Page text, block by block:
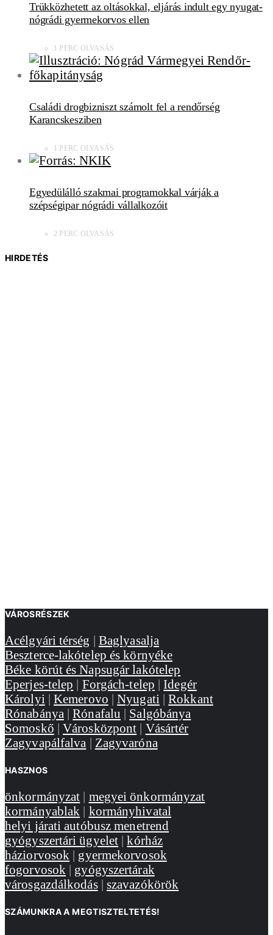
Trükközhetett az oltásokkal, eljárás indult egy nyugat-
nógrádi gyermekorvos ellen
1 PERC OLVASÁS
Családi drogbizniszt számolt fel a rendőrség
Karancskesziben
1 PERC OLVASÁS
Egyedülálló szakmai programokkal várják a
szépségipar nógrádi vállalkozóit
2 PERC OLVASÁS
HIRDETÉS
VÁROSRÉSZEK
Acélgyári térség | Baglyasalja
Beszterce-lakótelep és környéke
Béke körút és Napsugár lakótelep
Eperjes-telep | Forgách-telep |Idegér
Károlyi |Kemerovo |Nyugati |Rokkant
Rónabánya |Rónafalu | Salgóbánya
Somoskő |Városközpont | Vásártér
Zagyvapálfalva | Zagyvaróna
HASZNOS
önkormányzat | megyei önkormányzat
kormányablak | kormányhivatal
helyi járati autóbusz menetrend
gyógyszertári ügyelet |kórház
háziorvosok | gyermekorvosok
fogorvosok | gyógyszertárak
városgazdálkodás| szavazókörök
SZÁMUNKRA A MEGTISZTELTETÉS!